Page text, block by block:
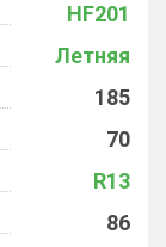
HF201
Летняя
185
70
R13
86